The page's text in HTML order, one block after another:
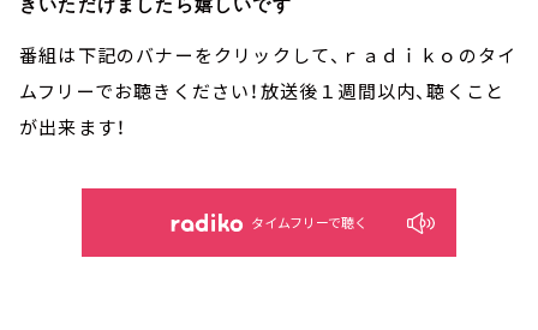
きいただけましたら嬉しいです
番組は下記のバナーをクリックして、ｒａｄｉｋｏのタイ
ムフリーでお聴きください！放送後１週間以内、聴くこと
が出来ます！
タイムフリーで聴く